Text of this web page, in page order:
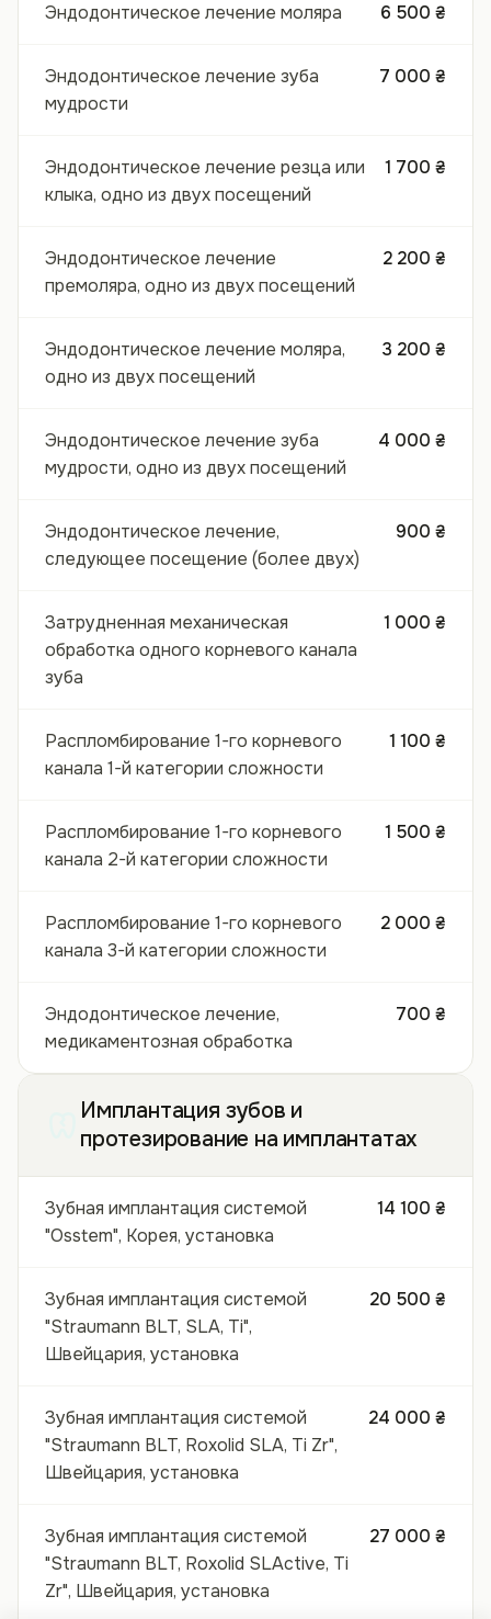
Эндодонтическое лечение моляра 6 500 ₴
Эндодонтическое лечение зуба
мудрости
7 000 ₴
Эндодонтическое лечение резца или
клыка, одно из двух посещений
1 700 ₴
Эндодонтическое лечение
премоляра, одно из двух посещений
2 200 ₴
Эндодонтическое лечение моляра,
одно из двух посещений
3 200 ₴
Эндодонтическое лечение зуба
мудрости, одно из двух посещений
4 000 ₴
Эндодонтическое лечение,
следующее посещение (более двух)
900 ₴
Затрудненная механическая
обработка одного корневого канала
зуба
1 000 ₴
Распломбирование 1-го корневого
канала 1-й категории сложности
1 100 ₴
Распломбирование 1-го корневого
канала 2-й категории сложности
1 500 ₴
Распломбирование 1-го корневого
канала 3-й категории сложности
2 000 ₴
Эндодонтическое лечение,
медикаментозная обработка
700 ₴
Имплантация зубов и
протезирование на имплантатах
Зубная имплантация системой
"Osstem", Корея, установка
14 100 ₴
Зубная имплантация системой
"Straumann BLT, SLA, Ti",
Швейцария, установка
20 500 ₴
Зубная имплантация системой
"Straumann BLT, Roxolid SLA, Ti Zr",
Швейцария, установка
24 000 ₴
Зубная имплантация системой
"Straumann BLT, Roxolid SLActive, Ti
Zr", Швейцария, установка
27 000 ₴